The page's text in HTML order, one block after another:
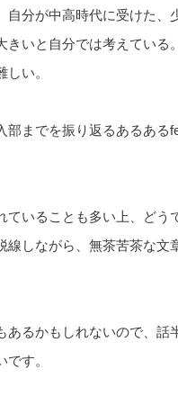
自分が中高時代に受けた、
きいと自分では考えている
い。
部までを振り返るあるある
ていることも多い上、どう
線しながら、無茶苦茶な文
あるかもしれないので、話
す。